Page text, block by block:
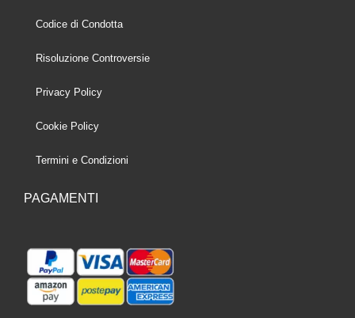
Codice di Condotta
Risoluzione Controversie
Privacy Policy
Cookie Policy
Termini e Condizioni
PAGAMENTI